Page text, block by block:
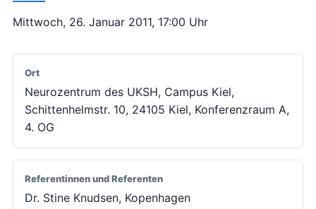
Mittwoch, 26. Januar 2011, 17:00 Uhr
Ort
Neurozentrum des UKSH, Campus Kiel,
Schittenhelmstr. 10, 24105 Kiel, Konferenzraum A,
4. OG
Referentinnen und Referenten
Dr. Stine Knudsen, Kopenhagen